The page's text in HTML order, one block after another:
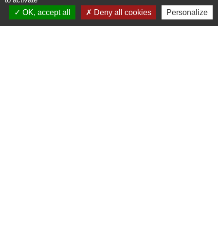
OK, accept all
Deny all cookies Personalize